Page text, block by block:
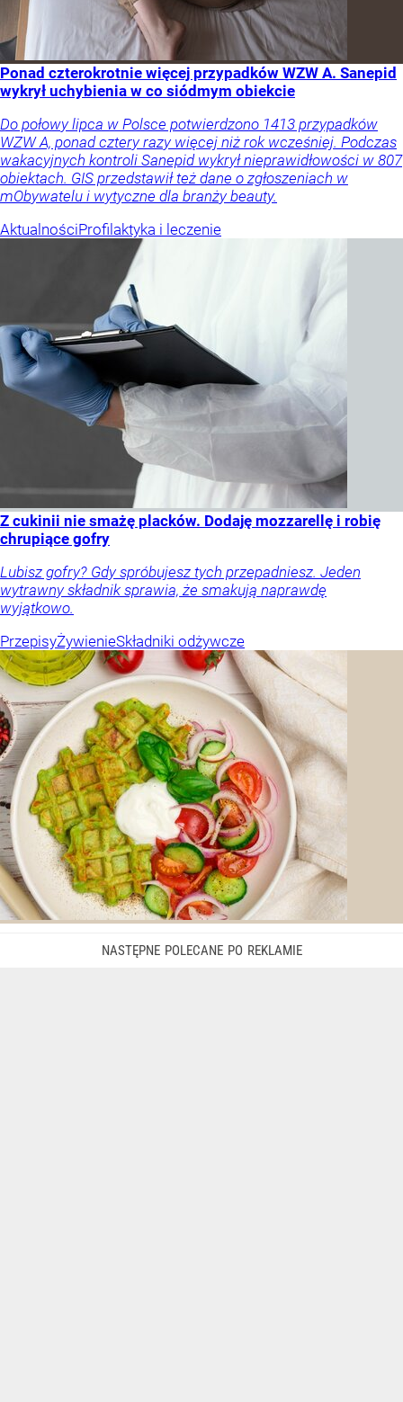
Ponad czterokrotnie więcej przypadków WZW A. Sanepid
wykrył uchybienia w co siódmym obiekcie
Do połowy lipca w Polsce potwierdzono 1413 przypadków
WZW A, ponad cztery razy więcej niż rok wcześniej. Podczas
wakacyjnych kontroli Sanepid wykrył nieprawidłowości w 807
obiektach. GIS przedstawił też dane o zgłoszeniach w
mObywatelu i wytyczne dla branży beauty.
AktualnościProfilaktyka i leczenie
Z cukinii nie smażę placków. Dodaję mozzarellę i robię
chrupiące gofry
Lubisz gofry? Gdy spróbujesz tych przepadniesz. Jeden
wytrawny składnik sprawia, że smakują naprawdę
wyjątkowo.
PrzepisyŻywienieSkładniki odżywcze